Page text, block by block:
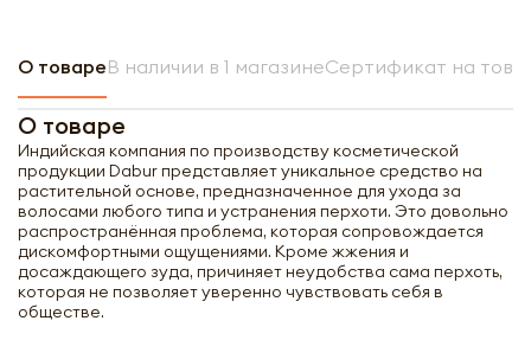
О товареВ наличии в 1 магазинеСертификат на
О товаре
Индийская компания по производству косметической
продукции Dabur представляет уникальное средство на
растительной основе, предназначенное для ухода за
волосами любого типа и устранения перхоти. Это довольно
распространённая проблема, которая сопровождается
дискомфортными ощущениями. Кроме жжения и
досаждающего зуда, причиняет неудобства сама перхоть,
которая не позволяет уверенно чувствовать себя в
обществе.